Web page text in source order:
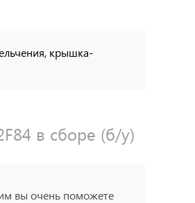
крышка-
в сборе (б/у)
вы очень поможете